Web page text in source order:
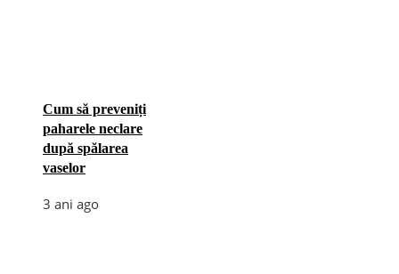
Cum să preveniți
paharele neclare
după spălarea
vaselor
3 ani ago